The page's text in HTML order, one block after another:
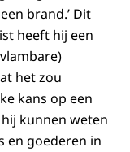
brand.’ Dit
heeft hij een
het zou
kans op een
kunnen weten
en goederen in